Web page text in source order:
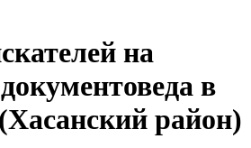
на
в
район)